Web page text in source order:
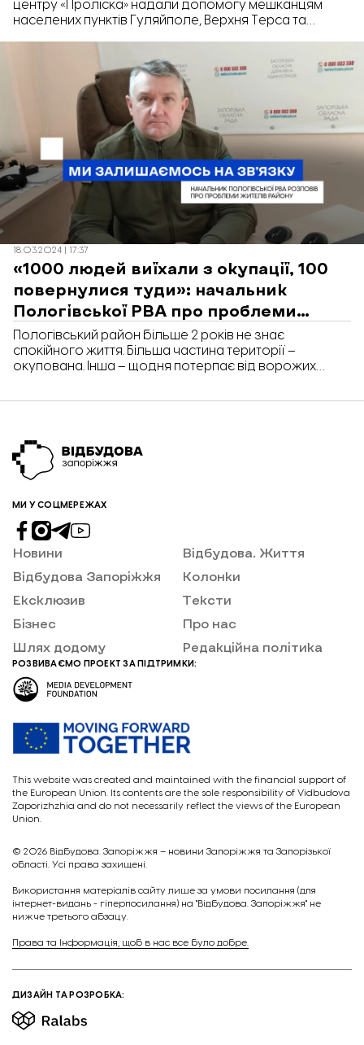
центру «Проліска» надали допомогу мешканцям
населених пунктів Гуляйполе, Верхня Терса та
18.03.2024 | 17:37
«1000 людей виїхали з окупації, 100
повернулися туди»: начальник
Пологівської РВА про проблеми
жителів району
Пологівський район більше 2 років не знає
спокійного життя. Більша частина території –
окупована. Інша – щодня потерпає від ворожих
скільки виїхали, які проблеми зараз актуальні для
адміністрації Артур Крупський.
МИ У СОЦМЕРЕЖАХ
Новини
Відбудова Запоріжжя
Ексклюзив
Бізнес
Шлях додому
Відбудова. Життя
Колонки
Тексти
Про нас
Редакційна політика
РОЗВИВАЄМО ПРОЕКТ ЗА ПІДТРИМКИ:
This website was created and maintained with the financial support of
the European Union. Its contents are the sole responsibility of Vidbudova
Zaporizhzhia and do not necessarily reflect the views of the European
Union.
© 2026 Відбудова. Запоріжжя – новини Запоріжжя та Запорізької
області. Усі права захищені.
Викориcтання матеріалів сайту лише за умови посилання (для
інтернет-видань - гіперпосилання) на "Відбудова. Запоріжжя" не
нижче третього абзацу.
Права та Інформація, щоб в нас все було добре.
ДИЗАЙН ТА РОЗРОБКА: